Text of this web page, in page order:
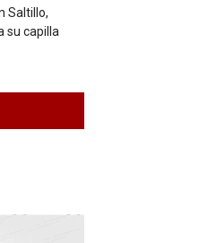
Saltillo,
su capilla